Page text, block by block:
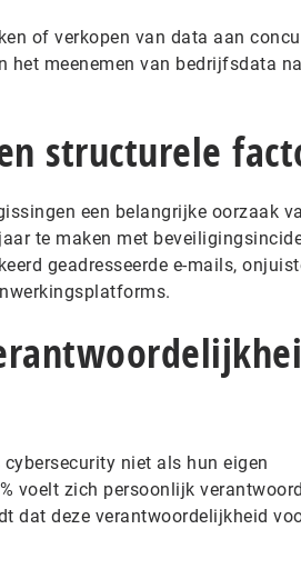
of verkopen van data aan
meenemen van bedrijfsdata
structurele
een belangrijke oorzaak
te maken met
geadresseerde e-mails,
niet als hun eigen
voelt zich persoonlijk
dat deze verantwoordelijkheid